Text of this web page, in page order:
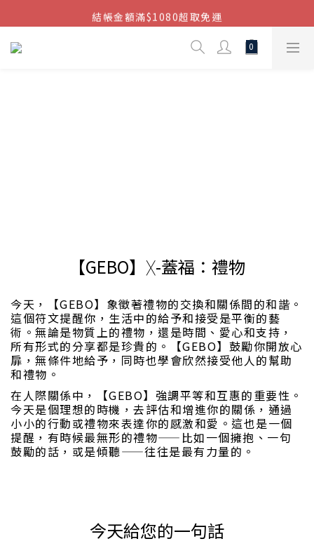
結帳金額滿$1080超取免運
結帳金額滿$1080超取免運
七周年慶，滿1890折150 (…依此類推)
【GEBO】ᚷ-蓋福：禮物
今天，【GEBO】象徵著禮物的交換和關係間的和諧。
這個符文提醒你，生活中的給予和接受是平衡的藝
術。無論是物質上的禮物，還是時間、愛心和支持，
所有形式的分享都是珍貴的。【GEBO】鼓勵你開放心
扉，無條件地給予，同時也學會欣然接受他人的幫助
和禮物。
在人際關係中，【GEBO】強調平等和互惠的重要性。
今天是個理想的時機，去評估和增進你的關係，通過
小小的行動或禮物來表達你的感激和愛。這也是一個
提醒，有時候最無形的禮物——比如一個擁抱、一句
鼓勵的話，或是傾聽——往往是最有力量的。
今天給您的一句話